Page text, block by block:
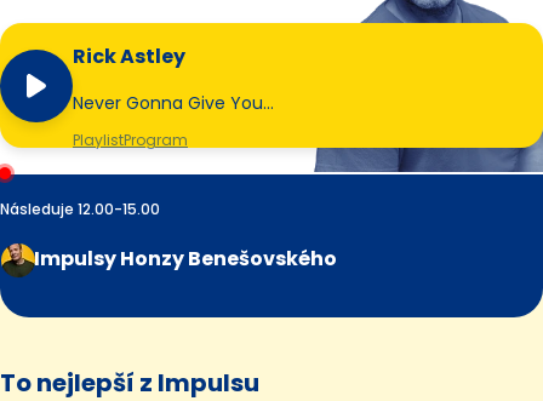
Rick Astley
Never Gonna Give You…
PlaylistProgram
Následuje 12.00-15.00
Impulsy Honzy Benešovského
To nejlepší z Impulsu